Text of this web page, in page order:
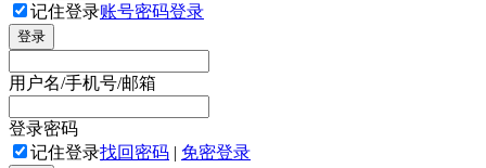
记住登录账号密码登录
登录
用户名/手机号/邮箱
登录密码
记住登录找回密码 | 免密登录